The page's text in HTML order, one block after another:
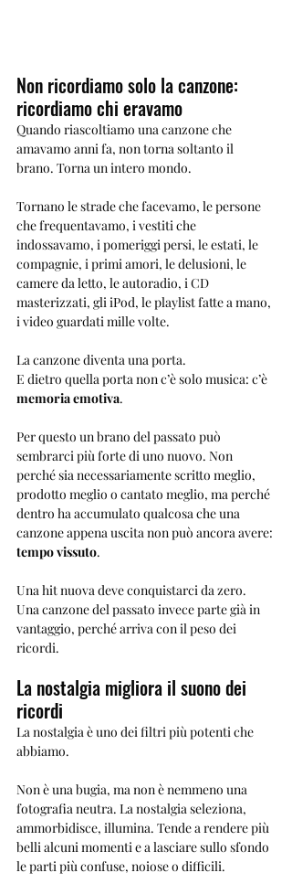
Non ricordiamo solo la canzone:
ricordiamo chi eravamo
Quando riascoltiamo una canzone che
amavamo anni fa, non torna soltanto il
brano. Torna un intero mondo.
Tornano le strade che facevamo, le persone
che frequentavamo, i vestiti che
indossavamo, i pomeriggi persi, le estati, le
compagnie, i primi amori, le delusioni, le
camere da letto, le autoradio, i CD
masterizzati, gli iPod, le playlist fatte a mano,
i video guardati mille volte.
La canzone diventa una porta.
E dietro quella porta non c’è solo musica: c’è
memoria emotiva.
Per questo un brano del passato può
sembrarci più forte di uno nuovo. Non
perché sia necessariamente scritto meglio,
prodotto meglio o cantato meglio, ma perché
dentro ha accumulato qualcosa che una
canzone appena uscita non può ancora avere:
tempo vissuto.
Una hit nuova deve conquistarci da zero.
Una canzone del passato invece parte già in
vantaggio, perché arriva con il peso dei
ricordi.
La nostalgia migliora il suono dei
ricordi
La nostalgia è uno dei filtri più potenti che
abbiamo.
Non è una bugia, ma non è nemmeno una
fotografia neutra. La nostalgia seleziona,
ammorbidisce, illumina. Tende a rendere più
belli alcuni momenti e a lasciare sullo sfondo
le parti più confuse, noiose o difficili.